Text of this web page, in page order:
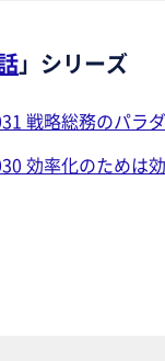
」シリーズ
戦略総務のパラ
効率化のためは